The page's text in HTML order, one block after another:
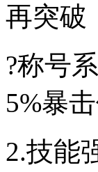
再突破
?称号
5%暴
2.技能